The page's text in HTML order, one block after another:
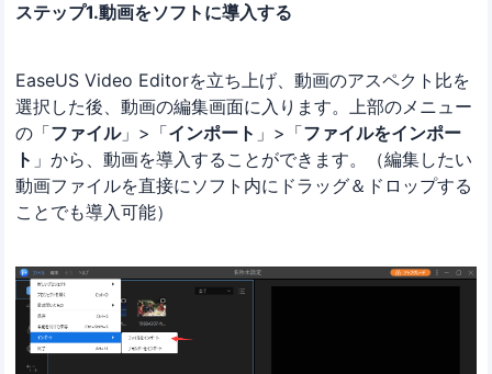
ステップ1.動画をソフトに導入する
EaseUS Video Editorを立ち上げ、動画のアスペクト比を
選択した後、動画の編集画面に入ります。上部のメニュー
の「ファイル」>「インポート 」>「ファイルをインポー
ト 」から、動画を導入することができます。（編集したい
動画ファイルを直接にソフト内にドラッグ＆ドロップする
ことでも導入可能）